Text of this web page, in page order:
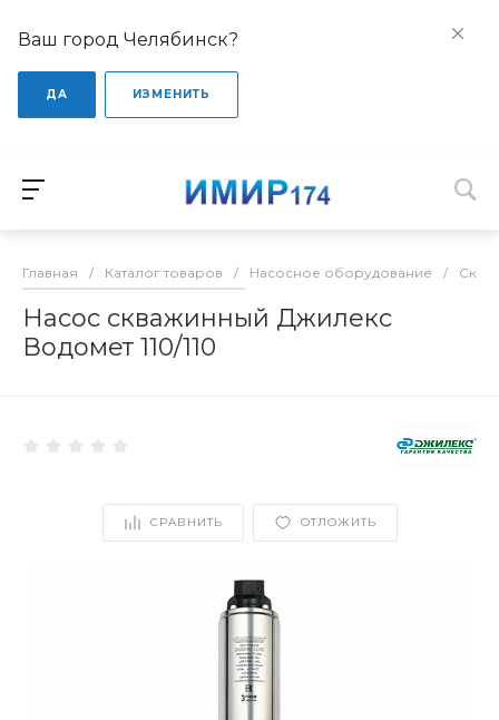
Ваш город Челябинск?
ДА ИЗМЕНИТЬ
Главная / Каталог товаров / Насосное оборудование /
Насос скважинный Джилекс
Водомет 110/110
СРАВНИТЬ ОТЛОЖИТЬ